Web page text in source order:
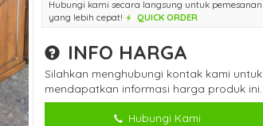
Hubungi kami secara langsung untuk pemesanan
yang lebih cepat!
QUICK ORDER
INFO HARGA
Silahkan menghubungi kontak kami untuk
mendapatkan informasi harga produk ini.
Hubungi Kami